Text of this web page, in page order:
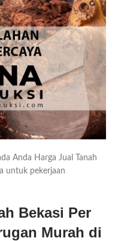
Anda Harga Jual Tanah
untuk pekerjaan
Bekasi Per
Murah di